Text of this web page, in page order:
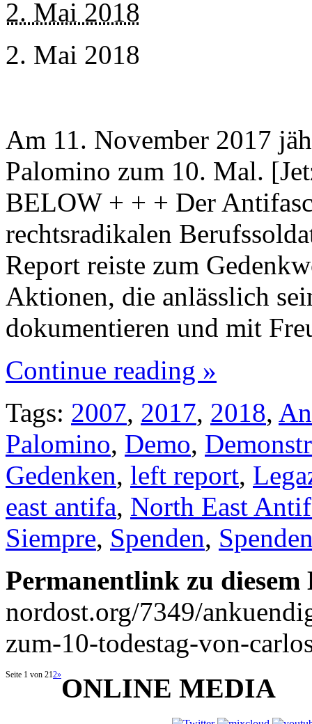
2. Mai 2018
2. Mai 2018
Am 11. November 2017
Palomino zum 10. Mal.
BELOW + + + Der
rechtsradikalen
Report reiste zum
Aktionen, die anlässlich
dokumentieren und mit
Continue reading »
Tags: 2007, 2017, 2018,
Palomino, Demo,
Gedenken, left report,
east antifa, North East
Siempre, Spenden,
Permanentlink zu
nordost.org/7349/
zum-10-todestag-von-
Seite 1 von 212»ONLINE MEDIA